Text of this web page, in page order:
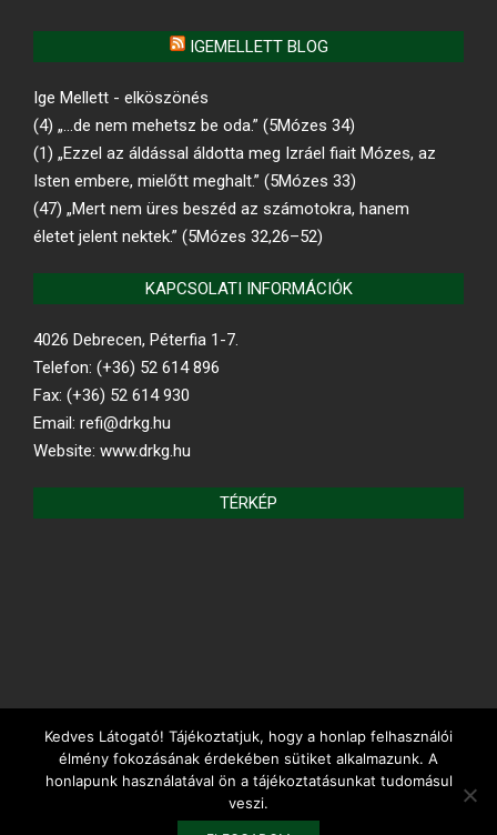
IGEMELLETT BLOG
Ige Mellett - elköszönés
(4) „…de nem mehetsz be oda.” (5Mózes 34)
(1) „Ezzel az áldással áldotta meg Izráel fiait Mózes, az
Isten embere, mielőtt meghalt.” (5Mózes 33)
(47) „Mert nem üres beszéd az számotokra, hanem
életet jelent nektek.” (5Mózes 32,26–52)
KAPCSOLATI INFORMÁCIÓK
4026 Debrecen, Péterfia 1-7.
Telefon: (+36) 52 614 896
Fax: (+36) 52 614 930
Email: refi@drkg.hu
Website: www.drkg.hu
TÉRKÉP
REFORMÁTUS.HU
Kedves Látogató! Tájékoztatjuk, hogy a honlap felhasználói
élmény fokozásának érdekében sütiket alkalmazunk. A
honlapunk használatával ön a tájékoztatásunkat tudomásul
veszi.